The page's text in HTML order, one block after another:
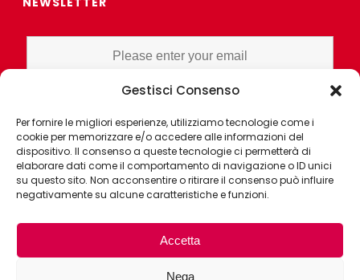
Gestisci Consenso
Per fornire le migliori esperienze, utilizziamo tecnologie come i
cookie per memorizzare e/o accedere alle informazioni del
dispositivo. Il consenso a queste tecnologie ci permetterà di
elaborare dati come il comportamento di navigazione o ID unici
su questo sito. Non acconsentire o ritirare il consenso può influire
negativamente su alcune caratteristiche e funzioni.
Accetta
Nega
THE REGULATION AND GRANT CONSENT FOR PROFILING OR
MARKET RESEARCH PURPOSES ALSO WITH THE AID OF
ELECTRONIC INSTRUMENTS, AIMED AT ANALYZING HABITS OR
CONSUMER CHOICES OF THE INTERESTED PARTY